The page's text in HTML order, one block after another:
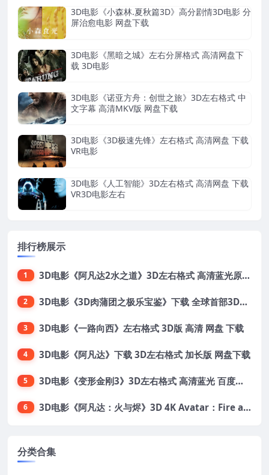
3D电影《小森林.夏秋篇3D》高分剧情3D电影 分
屏治愈电影 网盘下载
3D电影《黑暗之城》左右分屏格式 高清网盘下
载 3D电影
3D电影《诺亚方舟：创世之旅》3D左右格式 中
文字幕 高清MKV版 网盘下载
3D电影《3D极速先锋》左右格式 高清网盘 下载
VR电影
3D电影《人工智能》3D左右格式 高清网盘 下载
VR3D电影左右
排行榜展示
1 3D电影《阿凡达2水之道》3D左右格式 高清蓝光原盘 网盘下载 中文配音 4K3DVR电影
2 3D电影《3D肉蒲团之极乐宝鉴》下载 全球首部3D限制级电影 网盘下载
3 3D电影《一路向西》左右格式 3D版 高清 网盘 下载
4 3D电影《阿凡达》下载 3D左右格式 加长版 网盘下载
5 3D电影《变形金刚3》3D左右格式 高清蓝光 百度网盘+迅雷 下载 出屏国配字幕.国英双语
6 3D电影《阿凡达：火与烬》3D 4K Avatar：Fire and Ash 3D 左右格式 高清4K 电影 下载
分类合集